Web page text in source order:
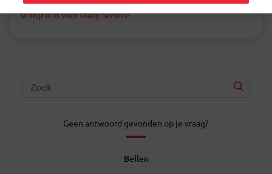
Schrijf u in voor Daily Service
Geen antwoord gevonden op je vraag?
Bellen